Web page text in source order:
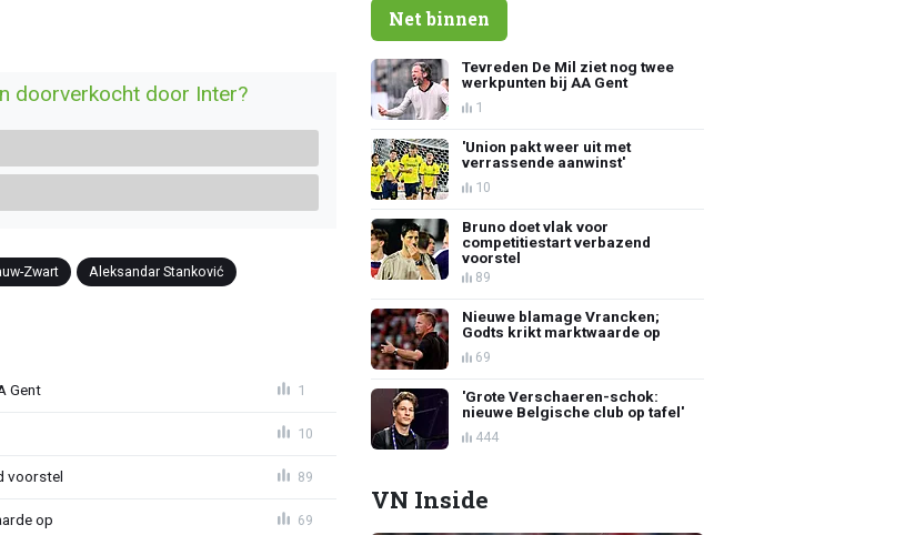
doorverkocht door Inter?
Zwart Aleksandar Stanković
Gent 1
10
voorstel 89
op 69
Net binnen
Tevreden De Mil ziet nog twee
werkpunten bij AA Gent
1
'Union pakt weer uit met
verrassende aanwinst'
10
Bruno doet vlak voor
competitiestart verbazend
voorstel
89
Nieuwe blamage Vrancken;
Godts krikt marktwaarde op
69
'Grote Verschaeren-schok:
nieuwe Belgische club op tafel'
444
VN Inside